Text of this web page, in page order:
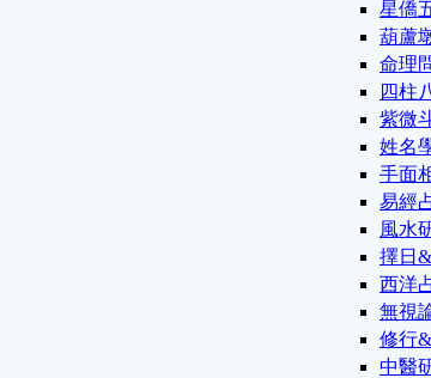
星僑
葫蘆
命理
四柱
紫微
姓名
手面
易經
風水
擇日
西洋
無視
修行
中醫